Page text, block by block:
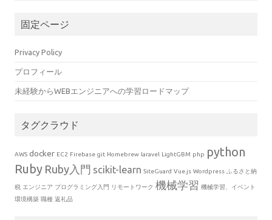
固定ページ
Privacy Policy
プロフィール
未経験からWEBエンジニアへの学習ロードマップ
タグクラウド
AWS docker EC2 Firebase git Homebrew laravel LightGBM php python
Ruby Ruby入門 scikit-learn SiteGuard Vue.js Wordpress ふるさと納
税 エンジニア プログラミング入門 リモートワーク 機械学習 機械学習、イベント
環境構築 職種 返礼品